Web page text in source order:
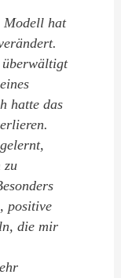
Modell hat
hatte das
zu
positive
die mir